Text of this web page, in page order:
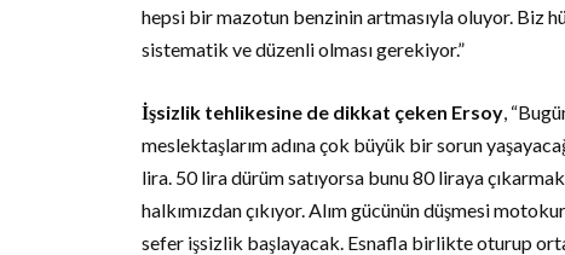
hepsi bir mazotun benzinin artmasıyla oluyor. Biz
sistematik ve düzenli olması gerekiyor.”
İşsizlik tehlikesine de dikkat çeken Ersoy ,
meslektaşlarım adına çok büyük bir sorun
lira. 50 lira dürüm satıyorsa bunu 80 liraya
halkımızdan çıkıyor. Alım gücünün düşmesi
sefer işsizlik başlayacak. Esnafla birlikte oturup